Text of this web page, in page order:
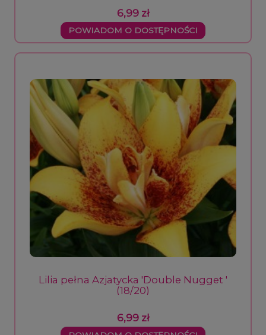
6,99 zł
POWIADOM O DOSTĘPNOŚCI
Lilia pełna Azjatycka 'Double Nugget '
(18/20)
6,99 zł